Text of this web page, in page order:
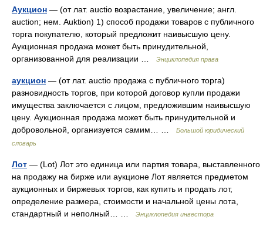
Аукцион — (от лат. auctio возрастание, увеличение; англ.
auction; нем. Auktion) 1) способ продажи товаров с публичного
торга покупателю, который предложит наивысшую цену.
Аукционная продажа может быть принудительной,
организованной для реализации …
Энциклопедия права
аукцион — (от лат. auctio продажа с публичного торга)
разновидность торгов, при которой договор купли продажи
имущества заключается с лицом, предложившим наивысшую
цену. Аукционная продажа может быть принудительной и
добровольной, организуется самим… …
Большой юридический
словарь
Лот — (Lot) Лот это единица или партия товара, выставленного
на продажу на бирже или аукционе Лот является предметом
аукционных и биржевых торгов, как купить и продать лот,
определение размера, стоимости и начальной цены лота,
стандартный и неполный… …
Энциклопедия инвестора